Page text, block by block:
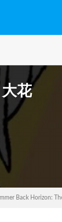
花
Back Horizon: